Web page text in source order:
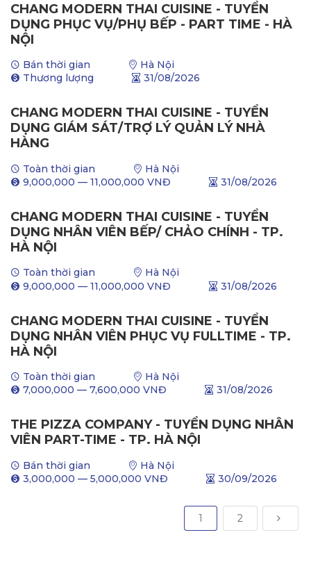
CHANG MODERN THAI CUISINE - TUYỂN
DỤNG PHỤC VỤ/PHỤ BẾP - PART TIME - HÀ
NỘI
Bán thời gian
Hà Nội
Thương lượng
31/08/2026
CHANG MODERN THAI CUISINE - TUYỂN
DỤNG GIÁM SÁT/TRỢ LÝ QUẢN LÝ NHÀ
HÀNG
Toàn thời gian
Hà Nội
9,000,000 — 11,000,000 VNĐ 31/08/2026
CHANG MODERN THAI CUISINE - TUYỂN
DỤNG NHÂN VIÊN BẾP/ CHẢO CHÍNH - TP.
HÀ NỘI
Toàn thời gian
Hà Nội
9,000,000 — 11,000,000 VNĐ 31/08/2026
CHANG MODERN THAI CUISINE - TUYỂN
DỤNG NHÂN VIÊN PHỤC VỤ FULLTIME - TP.
HÀ NỘI
Toàn thời gian
Hà Nội
7,000,000 — 7,600,000 VNĐ 31/08/2026
THE PIZZA COMPANY - TUYỂN DỤNG NHÂN
VIÊN PART-TIME - TP. HÀ NỘI
Bán thời gian
Hà Nội
3,000,000 — 5,000,000 VNĐ 30/09/2026
1 2